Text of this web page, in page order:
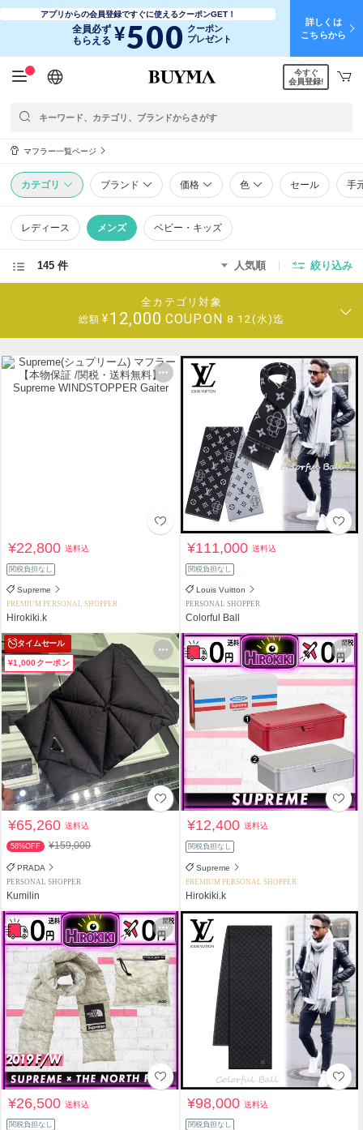
アプリからの会員登録ですぐに使えるクーポンGET！
全員必ず
もらえる ¥500 クーポン
プレゼント
詳しくは
こちらから
日本語
English
简体中文
繁體中文
今すぐ
会員登録!
マフラー一覧ページ
カテゴリ ブランド 価格 色 セール 手
レディース メンズ ベビー・キッズ
145 件 人気順 絞り込み
全カテゴリ対象
総額 ¥12,000 COUPON 8.12(水)迄
¥22,800送料込
関税負担なし
Supreme
PREMIUM PERSONAL SHOPPER
Hirokiki.k
¥111,000送料込
関税負担なし
Louis Vuitton
PERSONAL SHOPPER
Colorful Ball
タイムセール
¥1,000クーポン
¥65,260送料込
58%OFF ¥159,000
PRADA
PERSONAL SHOPPER
Kumilin
¥12,400送料込
関税負担なし
Supreme
PREMIUM PERSONAL SHOPPER
Hirokiki.k
¥26,500送料込
関税負担なし
¥98,000送料込
関税負担なし